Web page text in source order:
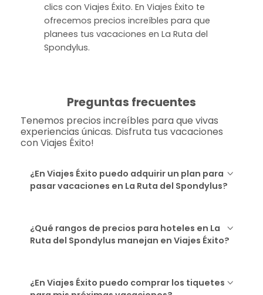
clics con Viajes Éxito. En Viajes Ėxito te
ofrecemos precios increíbles para que
planees tus vacaciones en La Ruta del
Spondylus.
Preguntas frecuentes
Tenemos precios increíbles para que vivas
experiencias únicas. Disfruta tus vacaciones
con Viajes Éxito!
¿En Viajes Éxito puedo adquirir un plan para
pasar vacaciones en La Ruta del Spondylus?
¿Qué rangos de precios para hoteles en La
Ruta del Spondylus manejan en Viajes Éxito?
¿En Viajes Éxito puedo comprar los tiquetes